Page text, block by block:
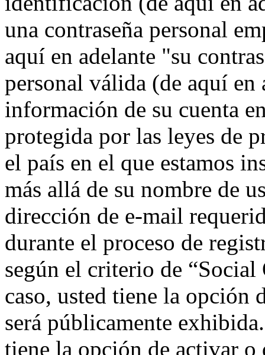
una contraseña personal
aquí en adelante "su
personal válida (de aquí
información de su cuenta
protegida por las leyes de
el país en el que estamos
más allá de su nombre de
dirección de e-mail
durante el proceso de
según el criterio de
caso, usted tiene la opción
será públicamente
tiene la opción de activar o